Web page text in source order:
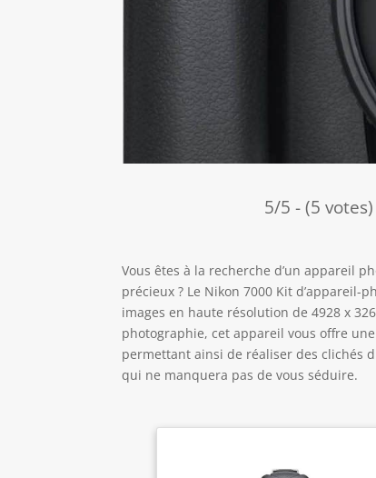
5/5 - (5 votes)
Vous êtes à la recherche d’un appareil
précieux ? Le Nikon 7000 Kit d’appareil-
images en haute résolution de 4928 x
photographie, cet appareil vous offre
permettant ainsi de réaliser des clichés
qui ne manquera pas de vous séduire.